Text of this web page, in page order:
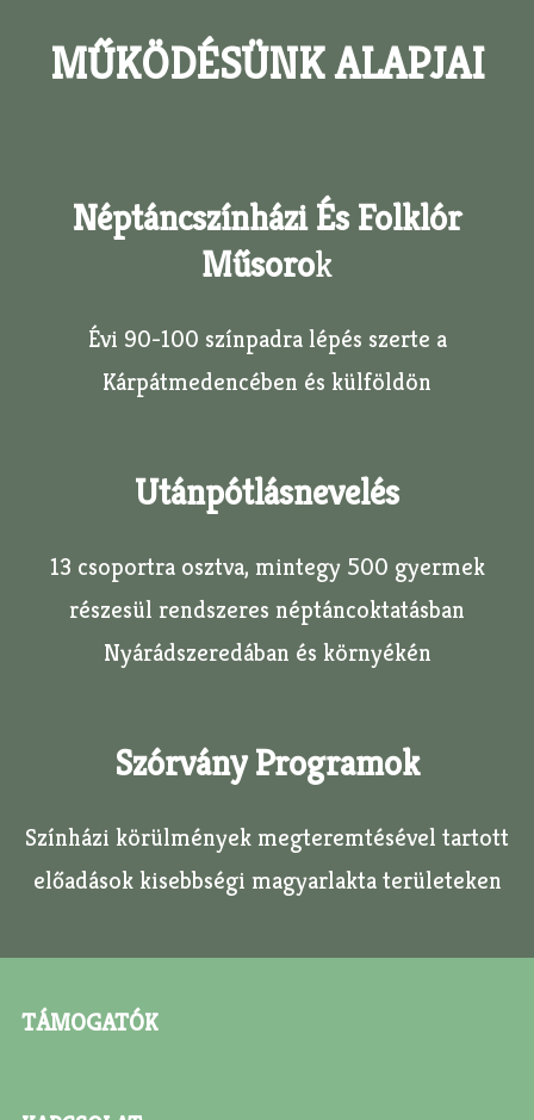
MŰKÖDÉSÜNK ALAPJAI
Néptáncszínházi És Folklór
MűsoroK
Évi 90-100 színpadra lépés szerte a
Kárpátmedencében és külföldön
Utánpótlásnevelés
13 csoportra osztva, mintegy 500 gyermek
részesül rendszeres néptáncoktatásban
Nyárádszeredában és környékén
Szórvány Programok
Színházi körülmények megteremtésével tartott
előadások kisebbségi magyarlakta területeken
TÁMOGATÓK